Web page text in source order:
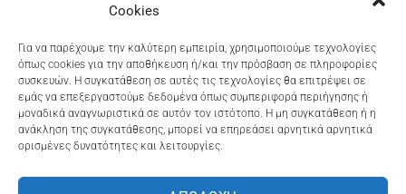
Cookies
Για να παρέχουμε την καλύτερη εμπειρία, χρησιμοποιούμε τεχνολογίες
όπως cookies για την αποθήκευση ή/και την πρόσβαση σε πληροφορίες
συσκευών. Η συγκατάθεση σε αυτές τις τεχνολογίες θα επιτρέψει σε
εμάς να επεξεργαστούμε δεδομένα όπως συμπεριφορά περιήγησης ή
μοναδικά αναγνωριστικά σε αυτόν τον ιστότοπο. Η μη συγκατάθεση ή η
ανάκληση της συγκατάθεσης, μπορεί να επηρεάσει αρνητικά αρνητικά
ορισμένες δυνατότητες και λειτουργίες.
Dioni Hair Care, Ζυμβρακάκηδων 33, τηλ 28210
91906
Dioni Hair Spa, Κ. Σφακιανάκη 5, τηλ 28210 94712